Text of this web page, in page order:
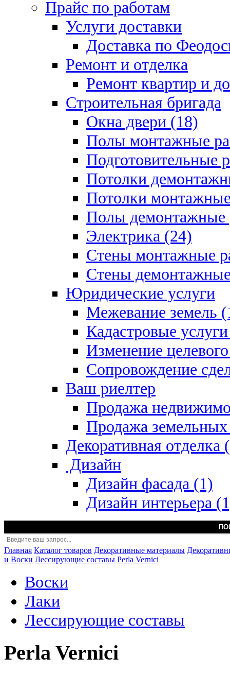
Прайс по работам
Услуги доставки
Доставка по
Ремонт и отделка
Ремонт квартир и
Строительная бригада
Окна двери (18)
Полы монтажные
Подготовительные
Потолки
Потолки
Полы демонтажные
Электрика (24)
Стены монтажные
Стены
Юридические услуги
Межевание земель
Кадастровые
Изменение
Сопровождение
Ваш риелтер
Продажа
Продажа земельных
Декоративная отделка
Дизайн
Дизайн фасада (1)
Дизайн интерьера
Главная Каталог товаров Декоративные материалы
и Воски Лессирующие составы Perla Vernici
Воски
Лаки
Лессирующие составы
Perla Vernici